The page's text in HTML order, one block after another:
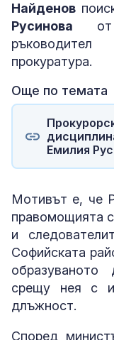
Найденов
Русинова от
прокуратура.
Още по темата
Емилия
Мотивът е, че
правомощията
и
Софийската
образуваното
срещу нея с
длъжност.
Според